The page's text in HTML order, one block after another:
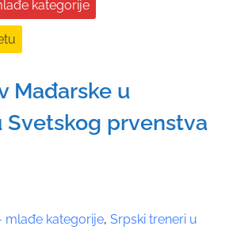
kategorije
Mađarske u
prvenstva
mlađe kategorije, Srpski treneri u